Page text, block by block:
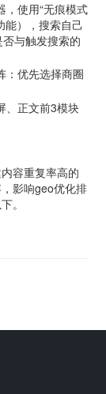
，使用“无痕模式
能），搜索自己
与触发搜索的
：优先选择商圈
、正文前3模块
容重复率高的
影响geo优化排
。